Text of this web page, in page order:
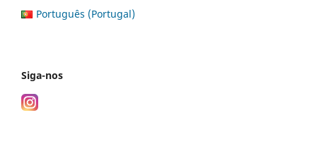
Português (Portugal)
Siga-nos